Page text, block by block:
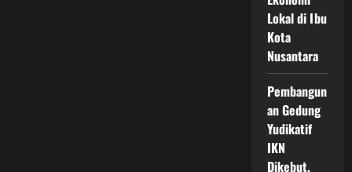
Lokal di Ibu
Kota
Nusantara
Pembangun
an Gedung
Yudikatif
IKN
Dikebut,